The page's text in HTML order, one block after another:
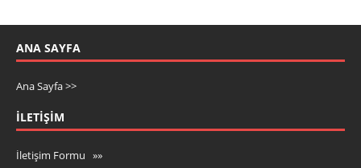
ANA SAYFA
Ana Sayfa >>
İLETIŞIM
İletişim Formu »»